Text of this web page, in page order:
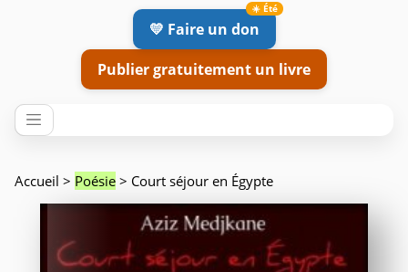
💛 Faire un don
Publier gratuitement un livre
Accueil > Poésie > Court séjour en Égypte